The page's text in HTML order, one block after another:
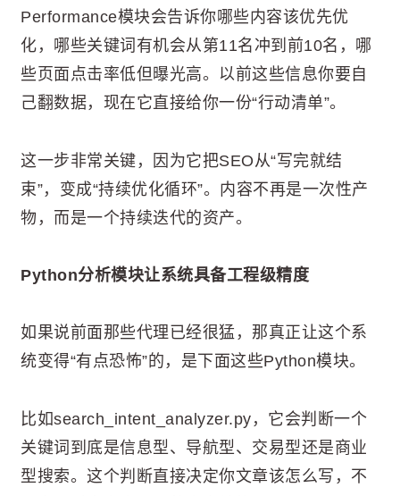
Performance模块会告诉你哪些内容该优先优
化，哪些关键词有机会从第11名冲到前10名，哪
些页面点击率低但曝光高。以前这些信息你要自
己翻数据，现在它直接给你一份“行动清单”。
这一步非常关键，因为它把SEO从“写完就结
束”，变成“持续优化循环”。内容不再是一次性产
物，而是一个持续迭代的资产。
Python分析模块让系统具备工程级精度
如果说前面那些代理已经很猛，那真正让这个系
统变得“有点恐怖”的，是下面这些Python模块。
比如search_intent_analyzer.py，它会判断一个
关键词到底是信息型、导航型、交易型还是商业
型搜索。这个判断直接决定你文章该怎么写，不